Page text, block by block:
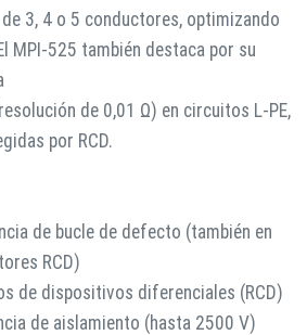
3, 4 o 5 conductores, optimizando
MPI-525 también destaca por su
de 0,01 Ω) en circuitos L-PE,
por RCD.
de bucle de defecto (también en
RCD)
de dispositivos diferenciales (RCD)
de aislamiento (hasta 2500 V)